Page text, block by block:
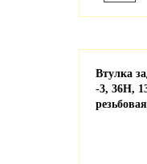
Втулка
-3, 36H,